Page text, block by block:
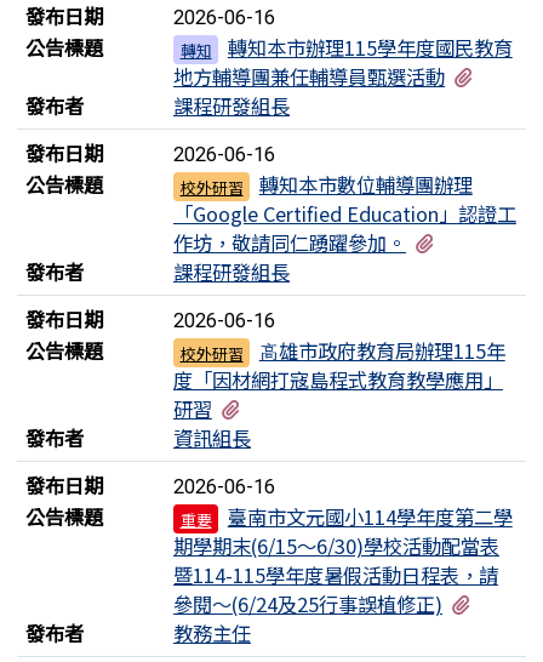
發布日期
2026-06-16
公告標題 轉知
轉知本市辦理115學年度國民教育
地方輔導團兼任輔導員甄選活動
發布者
課程研發組長
發布日期
2026-06-16
公告標題 校外研習
轉知本市數位輔導團辦理
「Google Certified Education」認證工
作坊，敬請同仁踴躍參加。
發布者
課程研發組長
發布日期
2026-06-16
公告標題 校外研習
⾼雄市政府教育局辦理115年
度「因材網打寇島程式教育教學應⽤」
研習
發布者
資訊組長
發布日期
2026-06-16
公告標題 重要
臺南市文元國小114學年度第二學
期學期末(6/15～6/30)學校活動配當表
暨114-115學年度暑假活動日程表，請
參閱～(6/24及25行事誤植修正)
發布者
教務主任